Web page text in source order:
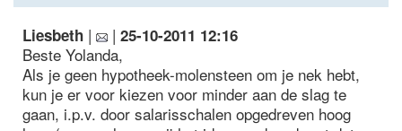
Liesbeth | | 25-10-2011 12:16
Beste Yolanda,
Als je geen hypotheek-molensteen om je nek hebt,
kun je er voor kiezen voor minder aan de slag te
gaan, i.p.v. door salarisschalen opgedreven hoog